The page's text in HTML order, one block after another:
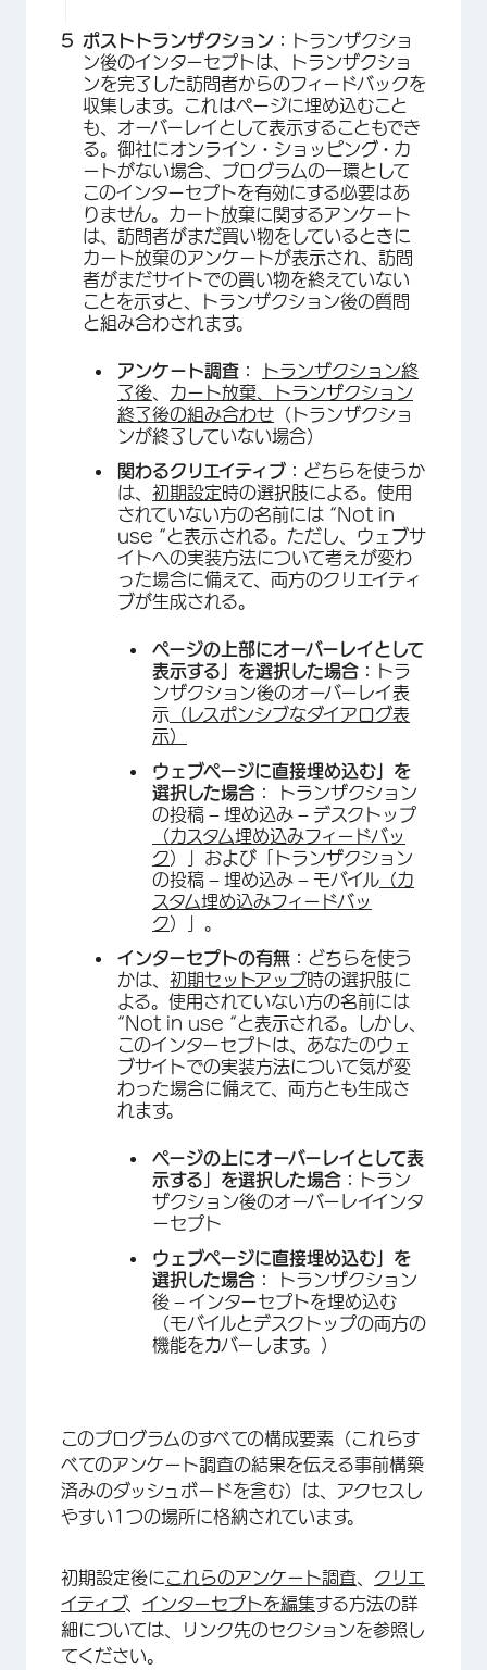
ポストトランザクション：
トランザクショ
ン後のインターセプトは、トランザクショ
ンを完了した訪問者からのフィードバックを
収集します。これはページに埋め込むこと
も、オーバーレイとして表示することもでき
る。御社にオンライン・ショッピング・カ
ートがない場合、プログラムの一環として
このインターセプトを有効にする必要はあ
りません。カート放棄に関するアンケート
は、訪問者がまだ買い物をしているときに
カート放棄のアンケートが表示され、訪問
者がまだサイトでの買い物を終えていない
ことを示すと、トランザクション後の質問
と組み合わされます。
アンケート調査：
トランザクション終
了後
カート放棄、トランザクション
終了後の組み合わせ （トランザクショ
ンが終了していない場合）
関わるクリエイティブ： どちらを使うか
は、 初期設定時の選択肢による。使用
されていない方の名前には “Not in
use “と表示される。ただし、ウェブサ
イトへの実装方法について考えが変わ
った場合に備えて、両方のクリエイティ
ブが生成される。
ページの上部にオーバーレイとして
表示する」を選択した場合：
トラ
ンザクション後のオーバーレイ表
示 （レスポンシブなダイアログ表
示）
ウェブページに直接埋め込む」を
選択した場合：
トランザクション
の投稿 – 埋め込み – デスクトップ
（カスタム埋め込みフィードバッ
ク）」および「トランザクション
の投稿 – 埋め込み – モバイル （カ
スタム埋め込みフィードバッ
ク）」。
インターセプトの有無： どちらを使う
かは、 初期セットアップ時の選択肢に
よる。使用されていない方の名前には
“Not in use “と表示される。しかし、
このインターセプトは、あなたのウェ
ブサイトでの実装方法について気が変
わった場合に備えて、両方とも生成さ
れます。
ページの上にオーバーレイとして表
示する」を選択した場合：
トラン
ザクション後のオーバーレイインタ
ーセプト
ウェブページに直接埋め込む」を
選択した場合：
トランザクション
後 – インターセプトを埋め込む
（モバイルとデスクトップの両方の
機能をカバーします。）
このプログラムのすべての構成要素（これらす
べてのアンケート調査の結果を伝える事前構築
済みのダッシュボードを含む）は、アクセスし
やすい1つの場所に格納されています。
初期設定後に これらのアンケート調査
クリエ
イティブ、 インターセプトを編集する方法の詳
細については、リンク先のセクションを参照し
てください。